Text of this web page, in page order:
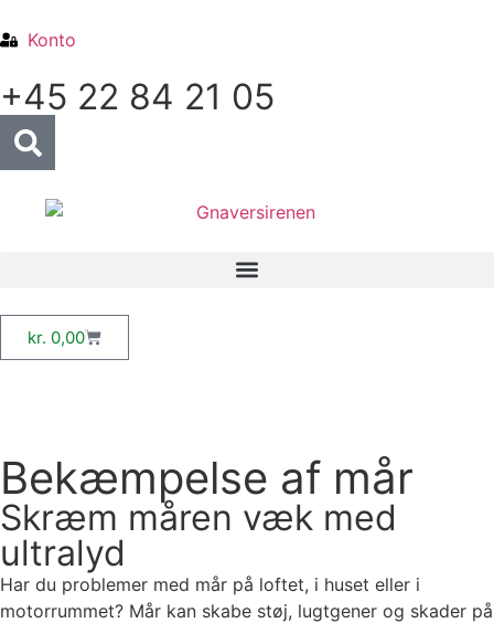
Konto
+45 22 84 21 05
kr. 0,00
Bekæmpelse af mår
Skræm måren væk med
ultralyd
Har du problemer med mår på loftet, i huset eller i
motorrummet? Mår kan skabe støj, lugtgener og skader på